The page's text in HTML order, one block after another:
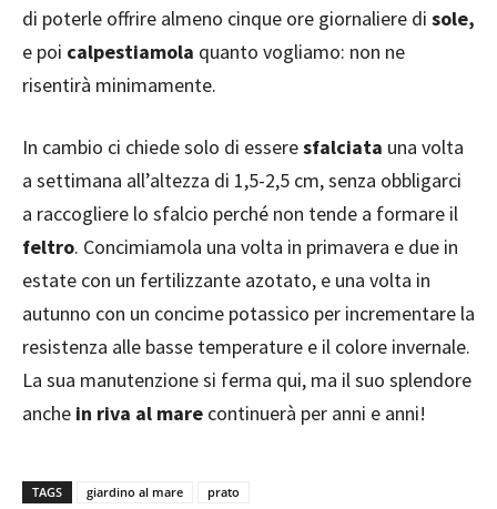
di poterle offrire almeno cinque ore giornaliere di sole,
e poi calpestiamola quanto vogliamo: non ne
risentirà minimamente.
In cambio ci chiede solo di esseresfalciata una volta
a settimana all’altezza di 1,5-2,5 cm, senza obbligarci
a raccogliere lo sfalcio perché non tende a formare il
feltro. Concimiamola una volta in primavera e due in
estate con un fertilizzante azotato, e una volta in
autunno con un concime potassico per incrementare la
resistenza alle basse temperature e il colore invernale.
La sua manutenzione si ferma qui, ma il suo splendore
anche in riva al mare continuerà per anni e anni!
TAGS giardino al mare prato